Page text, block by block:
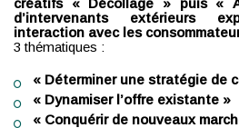
créatifs « Décollage » puis «
d’intervenants extérieurs
interaction avec les
3 thématiques :
« Déterminer une stratégie de
« Dynamiser l’offre existante »
« Conquérir de nouveaux